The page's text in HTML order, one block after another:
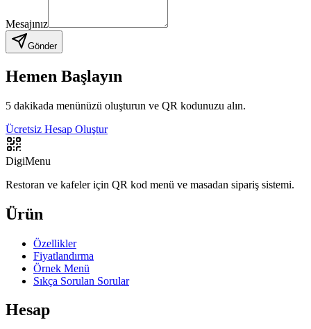
Mesajınız
Gönder
Hemen Başlayın
5 dakikada menünüzü oluşturun ve QR kodunuzu alın.
Ücretsiz Hesap Oluştur
DigiMenu
Restoran ve kafeler için QR kod menü ve masadan sipariş sistemi.
Ürün
Özellikler
Fiyatlandırma
Örnek Menü
Sıkça Sorulan Sorular
Hesap